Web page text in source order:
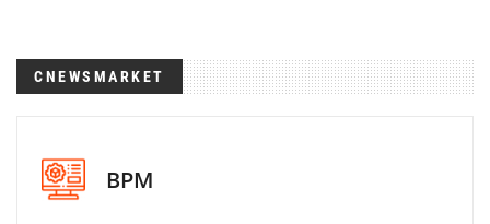
CNEWSMARKET
BPM